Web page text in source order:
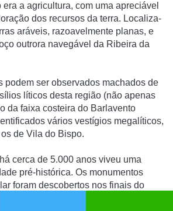
a agricultura, com uma apreciável
dos recursos da terra. Localiza-
aráveis, razoavelmente planas, e
outrora navegável da Ribeira da
podem ser observados machados de
lí­ticos desta região (não apenas
da faixa costeira do Barlavento
vários vestí­gios megalí­ticos,
de Vila do Bispo.
cerca de 5.000 anos viveu uma
pré-histórica. Os monumentos
foram descobertos nos finais do